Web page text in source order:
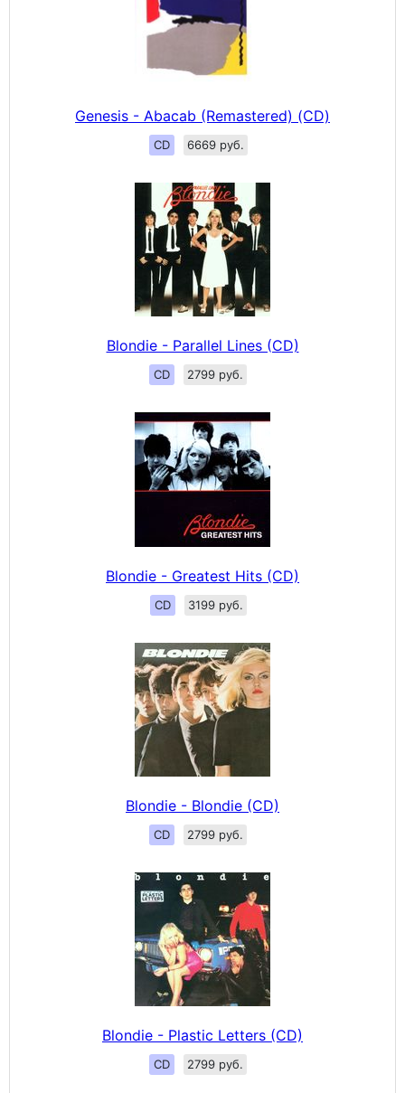
Genesis - Abacab (Remastered) (CD)
CD 6669 руб.
Blondie - Parallel Lines (CD)
CD 2799 руб.
Blondie - Greatest Hits (CD)
CD 3199 руб.
Blondie - Blondie (CD)
CD 2799 руб.
Blondie - Plastic Letters (CD)
CD 2799 руб.